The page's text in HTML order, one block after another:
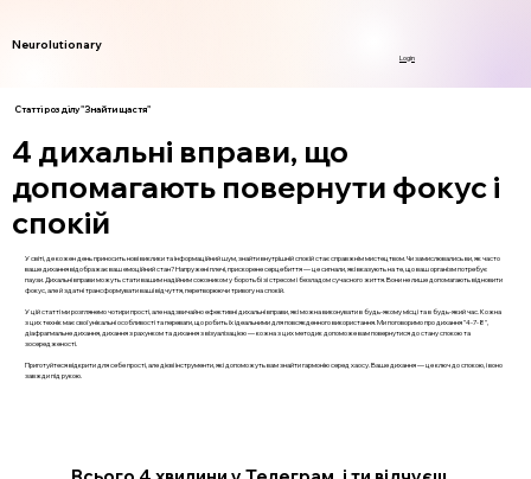
Neurolutionary
Login
Статті розділу "Знайти щастя"
4 дихальні вправи, що
допомагають повернути фокус і
спокій
У світі, де кожен день приносить нові виклики та інформаційний шум, знайти внутрішній спокій стає справжнім мистецтвом. Чи замислювались ви, як часто
ваше дихання відображає ваш емоційний стан? Напружені плечі, прискорене серцебиття — це сигнали, які вказують на те, що ваш організм потребує
паузи. Дихальні вправи можуть стати вашим надійним союзником у боротьбі зі стресом і безладом сучасного життя. Вони не лише допомагають відновити
фокус, але й здатні трансформувати ваші відчуття, перетворюючи тривогу на спокій.
У цій статті ми розглянемо чотири прості, але надзвичайно ефективні дихальні вправи, які можна виконувати в будь-якому місці та в будь-який час. Кожна
з цих технік має свої унікальні особливості та переваги, що робить їх ідеальними для повсякденного використання. Ми поговоримо про дихання "4-7-8",
діафрагмальне дихання, дихання з рахунком та дихання з візуалізацією — кожна з цих методик допоможе вам повернутися до стану спокою та
зосередженості.
Приготуйтеся відкрити для себе прості, але дієві інструменти, які допоможуть вам знайти гармонію серед хаосу. Ваше дихання — це ключ до спокою, і воно
завжди під рукою.